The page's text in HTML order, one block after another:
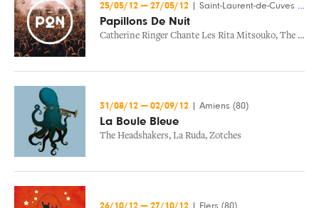
25/05/12 — 27/05/12 Saint-Laurent-de-Cuves (50)
Papillons De Nuit
Catherine Ringer Chante Les Rita Mitsouko, The Australian Pink Floyd Show
31/08/12 — 02/09/12 Amiens (80)
La Boule Bleue
The Headshakers, La Ruda, Zotches
26/10/12 — 27/10/12 Flers (80)